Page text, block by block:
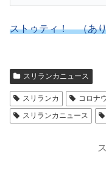
ストゥティ！ （あ
スリランカニュース
スリランカ コロナ
スリランカニュース